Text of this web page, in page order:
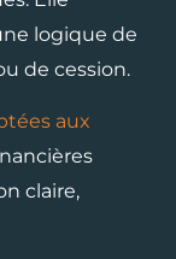
logique de
de cession.
aux
claire,